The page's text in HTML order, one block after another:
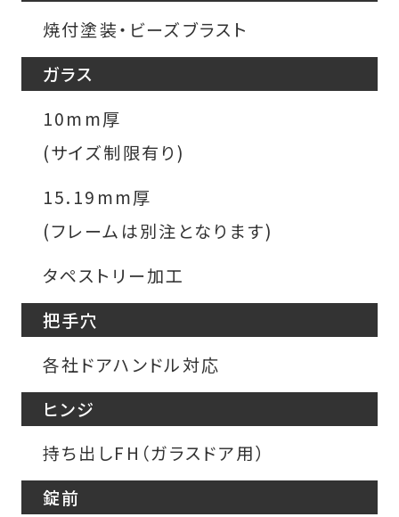
焼付塗装・ビーズブラスト
ガラス
10mm厚
(サイズ制限有り)
15.19mm厚
(フレームは別注となります)
タペストリー加工
把手穴
各社ドアハンドル対応
ヒンジ
持ち出しFH（ガラスドア用）
錠前